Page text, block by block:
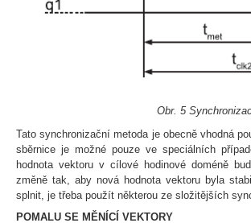
Obr. 5
Tato synchronizační metoda je obecně vhodná
sběrnice je možné pouze ve speciálních
hodnota vektoru v cílové hodinové doméně
změně tak, aby nová hodnota vektoru byla
splnit, je třeba použít některou ze složitějších
POMALU SE MĚNÍCÍ VEKTORY